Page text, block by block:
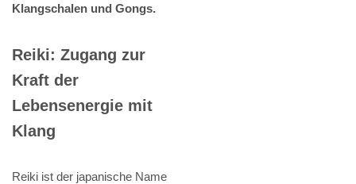
Klangschalen und Gongs.
Reiki: Zugang zur
Kraft der
Lebensenergie mit
Klang
Reiki ist der japanische Name